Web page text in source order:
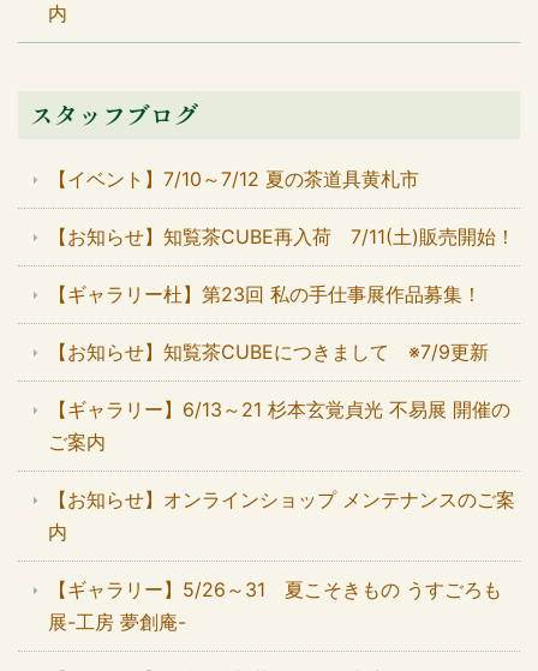
内
スタッフブログ
【イベント】7/10～7/12 夏の茶道具黄札市
【お知らせ】知覧茶CUBE再入荷 7/11(土)販売開始！
【ギャラリー杜】第23回 私の手仕事展作品募集！
【お知らせ】知覧茶CUBEにつきまして ※7/9更新
【ギャラリー】6/13～21 杉本玄覚貞光 不易展 開催の
ご案内
【お知らせ】オンラインショップ メンテナンスのご案
内
【ギャラリー】5/26～31 夏こそきもの うすごろも
展-工房 夢創庵-